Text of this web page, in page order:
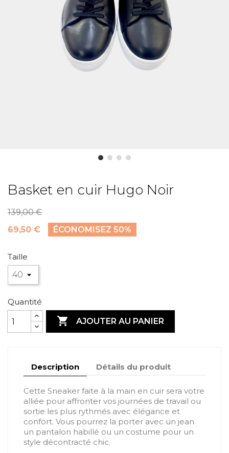
Basket en cuir Hugo Noir
139,00 €
69,50 €
ÉCONOMISEZ 50%
Taille
Quantité
 AJOUTER AU PANIER
Description Détails du produit
Cette Sneaker faite à la main en cuir sera votre
alliée pour affronter vos journées de travail ou
sortie les plus rythmés avec élégance et
confort. Vous pourrez la porter avec un jean
un pantalon habillé ou un costume pour un
style décontracté chic.